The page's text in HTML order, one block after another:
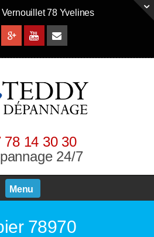
78 Yvelines
78 14 30 30
24/7
Menu
78970